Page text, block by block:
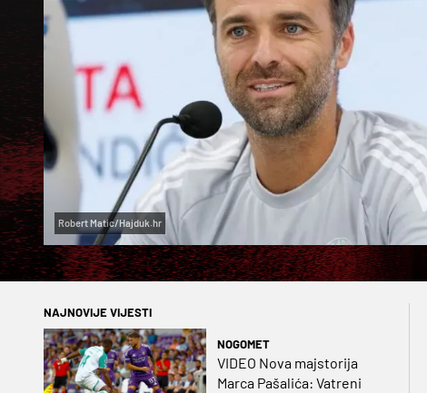
Robert Matic/Hajduk.hr
NAJNOVIJE VIJESTI
NOGOMET
VIDEO Nova majstorija
Marca Pašalića: Vatreni